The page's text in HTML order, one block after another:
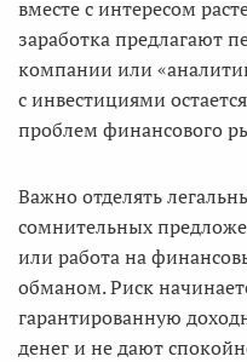
вместе с интересом
заработка предлагают
компании или
с инвестициями
проблем финансового
Важно отделять
сомнительных
или работа на
обманом. Риск
гарантированную
денег и не дают